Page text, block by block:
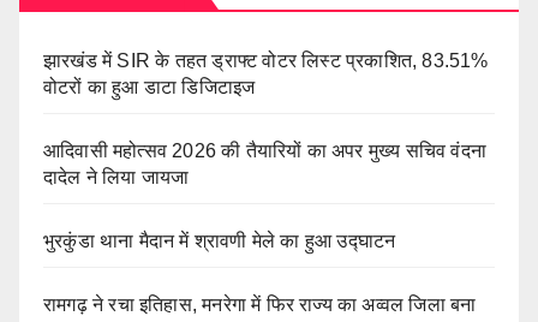
झारखंड में SIR के तहत ड्राफ्ट वोटर लिस्ट प्रकाशित, 83.51%
वोटरों का हुआ डाटा डिजिटाइज
आदिवासी महोत्सव 2026 की तैयारियों का अपर मुख्य सचिव वंदना
दादेल ने लिया जायजा
भुरकुंडा थाना मैदान में श्रावणी मेले का हुआ उद्घाटन
रामगढ़ ने रचा इतिहास, मनरेगा में फिर राज्य का अव्वल जिला बना